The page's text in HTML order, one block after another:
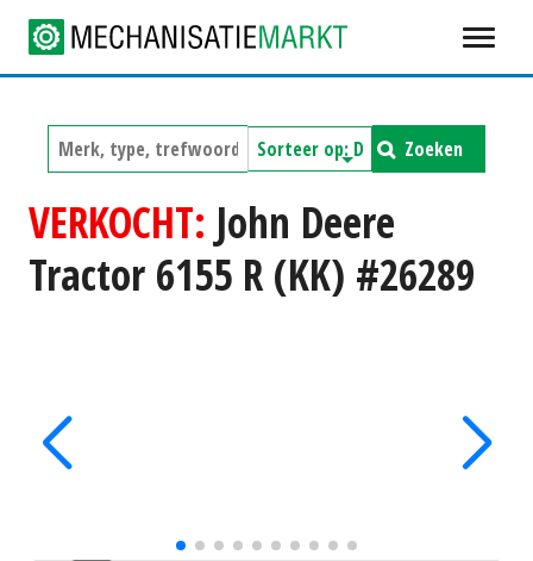
Zoeken
VERKOCHT: John Deere
Tractor 6155 R (KK) #26289